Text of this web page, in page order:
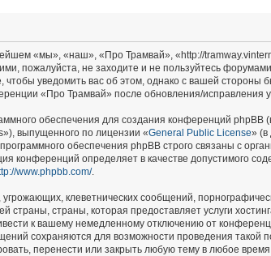
«мы», «наш», «Про Трамвай», «http://
пожалуйста, не заходите и не пользуйтесь
уведомить вас об этом, однако с вашей стороны
«Про Трамвай» после обновления/исправления
обеспечения для создания конференций phpBB
выпущенного по лицензии «General Public License» (в
обеспечения phpBB строго связаны с
конференций определяет в качестве допустимого
www.phpbb.com/.
клеветнических сообщений,
страны, страны, которая предоставляет услуги
к вашему немедленному отключению от
сохраняются для возможности проведения такой
перенести или закрыть любую тему в любое